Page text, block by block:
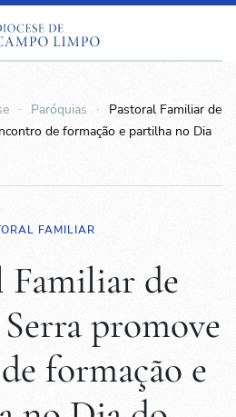
Paróquias
Pastoral Familiar de
de formação e partilha no Dia
FAMILIAR
Familiar de
promove
formação e